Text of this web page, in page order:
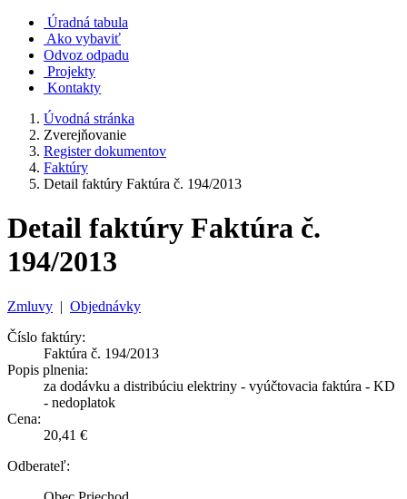
Úradná tabula
Ako vybaviť
Odvoz odpadu
Projekty
Kontakty
Úvodná stránka
Zverejňovanie
Register dokumentov
Faktúry
Detail faktúry Faktúra č. 194/2013
Detail faktúry Faktúra č.
194/2013
Zmluvy | Objednávky
Číslo faktúry:
Faktúra č. 194/2013
Popis plnenia:
za dodávku a distribúciu elektriny - vyúčtovacia faktúra - KD
- nedoplatok
Cena:
20,41 €
Odberateľ: